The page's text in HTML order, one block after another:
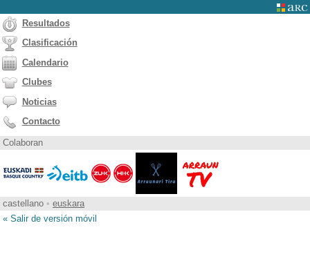
Resultados
Clasificación
Calendario
Clubes
Noticias
Contacto
Colaboran
castellano • euskara
« Salir de versión móvil